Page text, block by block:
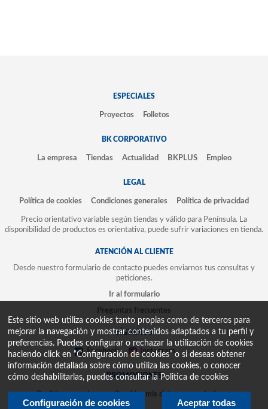
ESPECIALES
Proyectos Folletos
BK CORPORATIVO
La empresa Tiendas Actualidad BKPLUS Empleo
LEGAL
Política de cookies Condiciones generales Política de privacidad
Precio orientativo variable según tiendas y válido para Península. La
disponibilidad de productos es orientativa, puede sufrir variaciones en tienda.
ATENCIÓN AL CLIENTE
Desde nuestro formulario de contacto puedes enviarnos tus consultas y
peticiones.
Ir al formulario
Preguntas frecuentes
SÍGUENOS
Facebook Instagram
PROMOCIONES
Recibir promociones Cambiar mis datos y suscripciones
Este sitio web utiliza cookies tanto propias como de terceros para
mejorar la navegación y mostrar contenidos adaptados a tu perfil y
preferencias. Puedes configurar o rechazar la utilización de cookies
haciendo click en “Configuración de cookies” o si deseas obtener
información detallada sobre cómo utiliza las cookies, o conocer
cómo deshabilitarlas, puedes consultar laPolitica de cookies
Configuración de cookies Aceptar todas